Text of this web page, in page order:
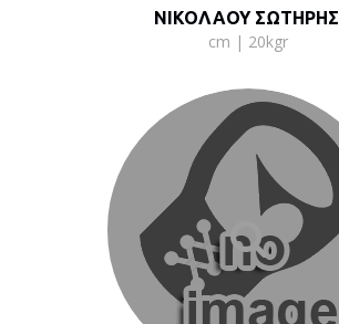
ΝΙΚΟΛΑΟΥ ΣΩΤΗΡΗΣ
cm | 20kgr